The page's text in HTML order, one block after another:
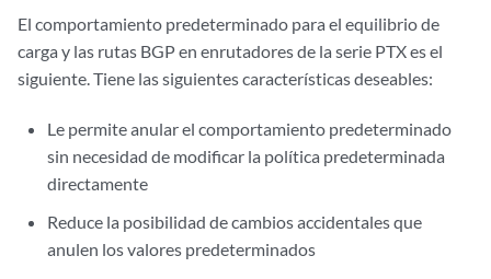
El comportamiento predeterminado para el equilibrio de
carga y las rutas BGP en enrutadores de la serie PTX es el
siguiente. Tiene las siguientes características deseables:
Le permite anular el comportamiento predeterminado
sin necesidad de modificar la política predeterminada
directamente
Reduce la posibilidad de cambios accidentales que
anulen los valores predeterminados